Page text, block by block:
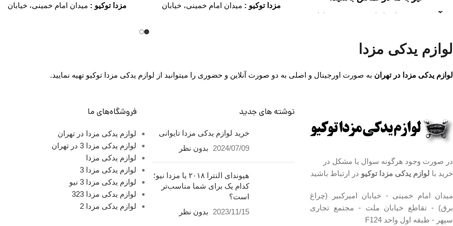
آدرس :
میدان امام خمینی، خیابان
ملت، مجتمع تجاری سپهر، طبقه
اول واحد F124
ساعت کار فروشگاه :روزهای
شماره تماس ما : تلفن
موبایل ۰۹۱۲۶۸۸۶۰۹۳
مزدا توکیو : میدان امام خمینی، خیابان
تلفن 02136617441 موبایل 09126886093
مزدا توکیو : میدان امام خمینی، خیابان
لوازم یدکی مزدا
لوازم یدکی مزدا در تهران به صورت اورجینال و اصلی به دو صورت آنلاین و حضوری را میتوانید از لوازم یدکی مزدا توکیو تهیه نمایید.
در صورت وجود هرگونه سوال یا مشکل در
خرید با لوازم یدکی مزدا توکیو در ارتباط باشید
میدان امام خمینی - خیابان امیرکبیر (چراغ
برق) - تقاطع خیابان ملت - مجتمع تجاری
سپهر - طبقه اول واحد F124
نوشته های جدید
خرید لوازم یدکی مزدا تایوانی
2024/07/09
بدون نظر
هیوندای النترا ۲۰۱۸ یا مزدا نیو؛
کدام یک برای شما مناسب‌تر
است؟
2023/11/15
بدون نظر
فروشگاه‌های ما
لوازم یدکی مزدا در تهران
لوازم یدکی مزدا 3 در تهران
لوازم یدکی مزدا
لوازم یدکی مزدا 3
لوازم یدکی مزدا 3 نیو
لوازم یدکی مزدا 323
لوازم یدکی مزدا 2